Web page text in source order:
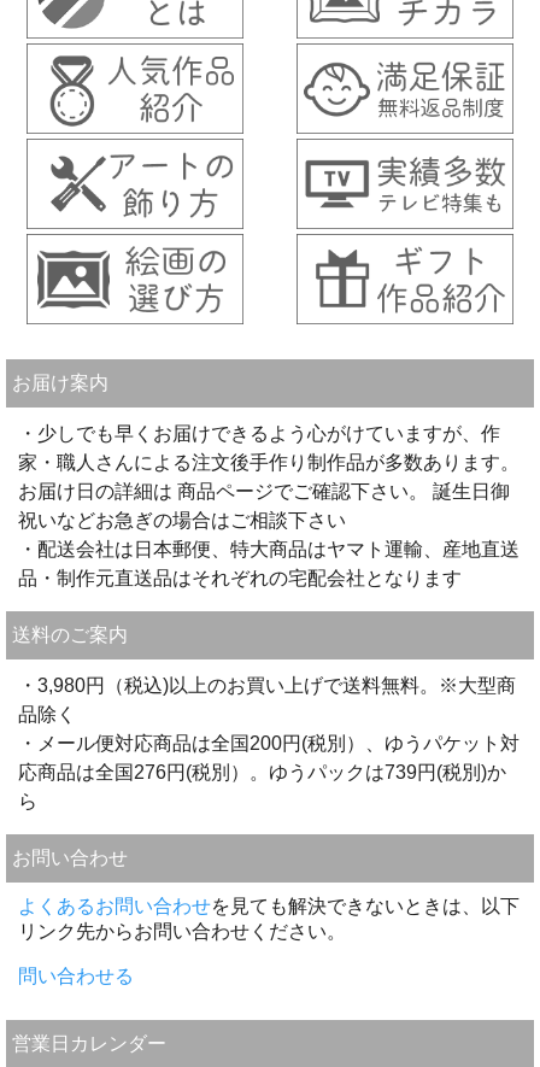
お届け案内
・少しでも早くお届けできるよう心がけていますが、作
家・職人さんによる注文後手作り制作品が多数あります。
お届け日の詳細は 商品ページでご確認下さい。 誕生日御
祝いなどお急ぎの場合はご相談下さい
・配送会社は日本郵便、特大商品はヤマト運輸、産地直送
品・制作元直送品はそれぞれの宅配会社となります
送料のご案内
・3,980円（税込)以上のお買い上げで送料無料。※大型商
品除く
・メール便対応商品は全国200円(税別）、ゆうパケット対
応商品は全国276円(税別）。ゆうパックは739円(税別)か
ら
お問い合わせ
よくあるお問い合わせを見ても解決できないときは、以下
リンク先からお問い合わせください。
問い合わせる
営業日カレンダー